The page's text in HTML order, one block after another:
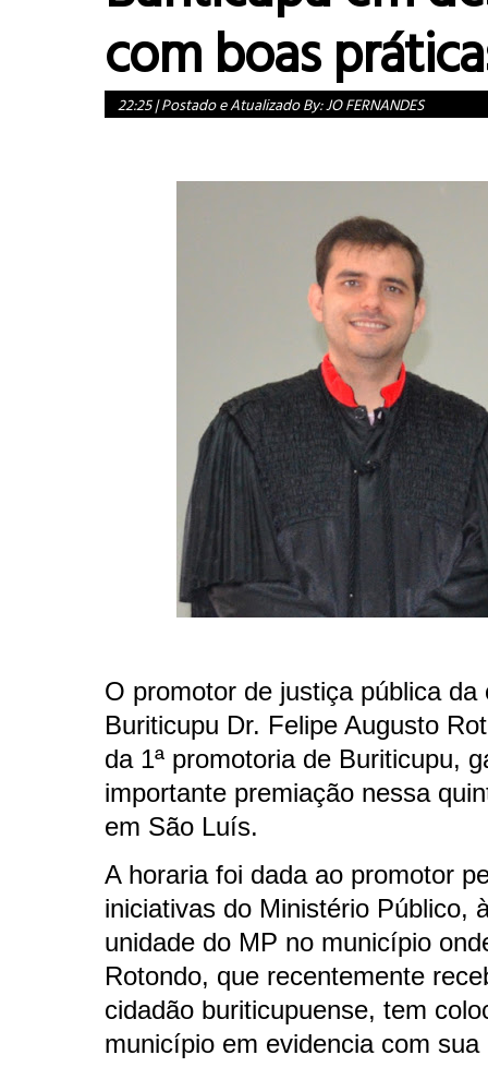
com boas
22:25|Postado e Atualizado By:JO FERNANDES
O promotor de justiça pública da
Buriticupu Dr. Felipe Augusto
da 1ª promotoria de Buriticupu,
importante premiação nessa
em São Luís.
A horaria foi dada ao promotor
iniciativas do Ministério Público,
unidade do MP no município
Rotondo, que recentemente
cidadão buriticupuense, tem
município em evidencia com sua